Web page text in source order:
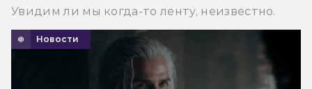
Увидим ли мы когда-то ленту, неизвестно.
Новости